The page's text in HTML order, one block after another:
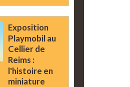
Exposition
Playmobil au
Cellier de
Reims :
l'histoire en
miniature